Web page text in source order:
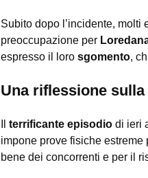
Subito dopo l’incidente, molti
preoccupazione per
espresso il loro sgomento,
Una riflessione
terrificante episodio di ieri
impone prove fisiche estreme
bene dei concorrenti e per il